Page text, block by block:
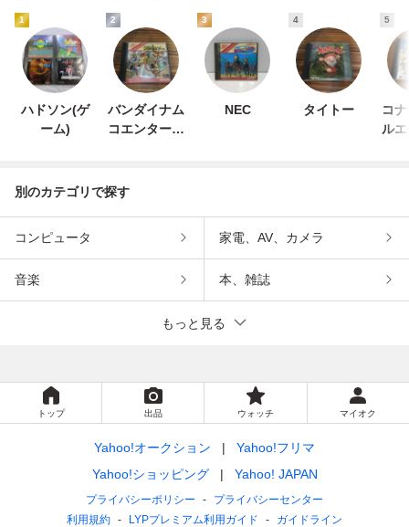
1
ハドソン(ゲ
ーム)
2
バンダイナム
コエンターテ
3
NEC
4
タイトー
5
コ
ル
別のカテゴリで探す
コンピュータ 家電、AV、カメラ
音楽 本、雑誌
もっと見る
トップ 出品 ウォッチ マイオク
Yahoo!オークション
Yahoo!フリマ
Yahoo!ショッピング
Yahoo! JAPAN
プライバシーポリシー
プライバシーセンター
利用規約
LYPプレミアム利用ガイド ガイドライン